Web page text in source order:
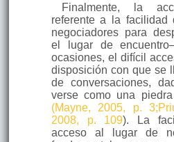
Finalmente, la
referente a la facilidad
negociadores para
el lugar de
ocasiones, el difícil
disposición con que se
de conversaciones,
verse como una
(Mayne, 2005, p. 3;
2008, p. 109). La
acceso al lugar de